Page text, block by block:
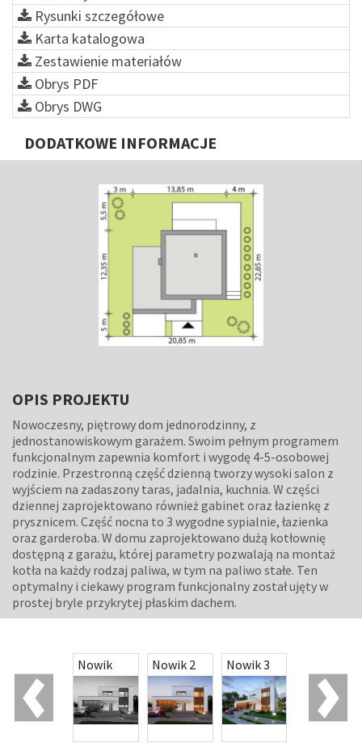
Rysunki szczegółowe
Karta katalogowa
Zestawienie materiałów
Obrys PDF
Obrys DWG
DODATKOWE INFORMACJE
OPIS PROJEKTU
Nowoczesny, piętrowy dom jednorodzinny, z
jednostanowiskowym garażem. Swoim pełnym programem
funkcjonalnym zapewnia komfort i wygodę 4-5-osobowej
rodzinie. Przestronną część dzienną tworzy wysoki salon z
wyjściem na zadaszony taras, jadalnia, kuchnia. W części
dziennej zaprojektowano również gabinet oraz łazienkę z
prysznicem. Część nocna to 3 wygodne sypialnie, łazienka
oraz garderoba. W domu zaprojektowano dużą kotłownię
dostępną z garażu, której parametry pozwalają na montaż
kotła na każdy rodzaj paliwa, w tym na paliwo stałe. Ten
optymalny i ciekawy program funkcjonalny został ujęty w
prostej bryle przykrytej płaskim dachem.
Nowik Nowik 2 Nowik 3